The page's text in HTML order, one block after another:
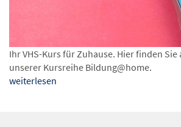
Ihr VHS-Kurs für Zuhause. Hier finden
unserer Kursreihe Bildung@home.
weiterlesen